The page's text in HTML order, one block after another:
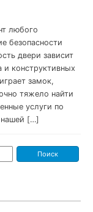
любого
безопасности
двери зависит
и конструктивных
замок,
тяжело найти
услуги по
нашей […]